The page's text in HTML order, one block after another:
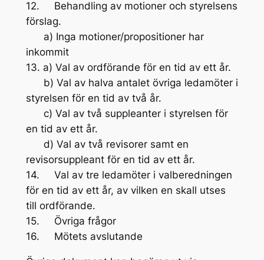
12. Behandling av motioner och styrelsens
förslag.
a) Inga motioner/propositioner har
inkommit
13. a) Val av ordförande för en tid av ett år.
b) Val av halva antalet övriga ledamöter i
styrelsen för en tid av två år.
c) Val av två suppleanter i styrelsen för
en tid av ett år.
d) Val av två revisorer samt en
revisorsuppleant för en tid av ett år.
14. Val av tre ledamöter i valberedningen
för en tid av ett år, av vilken en skall utses
till ordförande.
15. Övriga frågor
16. Mötets avslutande